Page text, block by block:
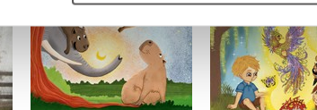
Do košíku
Do košíku